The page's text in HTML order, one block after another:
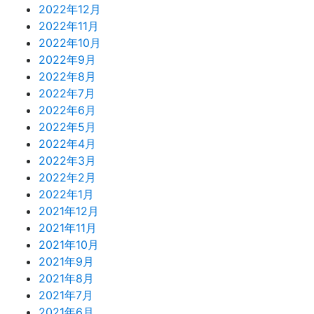
2022年12月
2022年11月
2022年10月
2022年9月
2022年8月
2022年7月
2022年6月
2022年5月
2022年4月
2022年3月
2022年2月
2022年1月
2021年12月
2021年11月
2021年10月
2021年9月
2021年8月
2021年7月